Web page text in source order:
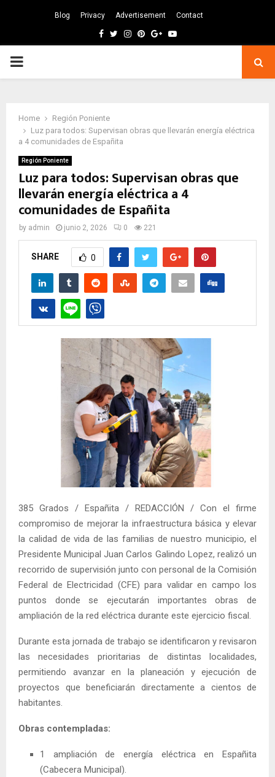
Blog Privacy Advertisement Contact
Facebook
TwitterInstagram
Pinterest
GoogleYoutube
PRIMARY
Home
Región Poniente
Luz para todos: Supervisan obras que llevarán energía eléctrica
a 4 comunidades de Españita
Región Poniente
Luz para todos: Supervisan obras que
llevarán energía eléctrica a 4
comunidades de Españita
by admin junio 2, 2026 0 221
SHARE 0
385 Grados / Españita / REDACCIÓN / Con el firme
compromiso de mejorar la infraestructura básica y elevar
la calidad de vida de las familias de nuestro municipio, el
Presidente Municipal Juan Carlos Galindo Lopez, realizó un
recorrido de supervisión junto con personal de la Comisión
Federal de Electricidad (CFE) para validar en campo los
puntos donde se ejecutarán importantes obras de
ampliación de la red eléctrica durante este ejercicio fiscal.
Durante esta jornada de trabajo se identificaron y revisaron
las necesidades prioritarias de distintas localidades,
permitiendo avanzar en la planeación y ejecución de
proyectos que beneficiarán directamente a cientos de
habitantes.
Obras contempladas:
1 ampliación de energía eléctrica en Españita
(Cabecera Municipal).